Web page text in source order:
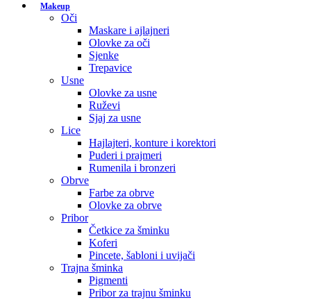
Makeup
Oči
Maskare i ajlajneri
Olovke za oči
Sjenke
Trepavice
Usne
Olovke za usne
Ruževi
Sjaj za usne
Lice
Hajlajteri, konture i korektori
Puderi i prajmeri
Rumenila i bronzeri
Obrve
Farbe za obrve
Olovke za obrve
Pribor
Četkice za šminku
Koferi
Pincete, šabloni i uvijači
Trajna šminka
Pigmenti
Pribor za trajnu šminku